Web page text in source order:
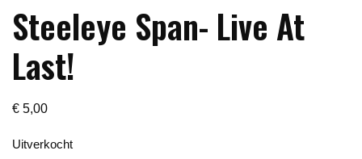
Steeleye Span- Live At
Last!
€ 5,00
Uitverkocht